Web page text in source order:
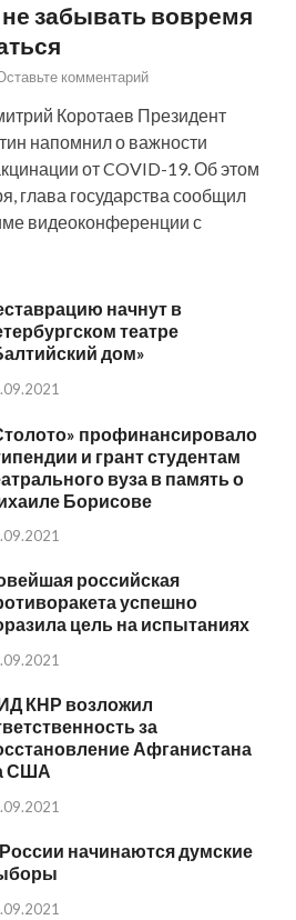
забывать вовремя
комментарий
Коротаев Президент
напомнил о важности
от COVID-19. Об этом
глава государства сообщил
видеоконференции с
начнут в
театре
дом»
профинансировало
и грант студентам
вуза в память о
Борисове
российская
успешно
цель на испытаниях
КНР возложил
за
Афганистана
США
начинаются думские